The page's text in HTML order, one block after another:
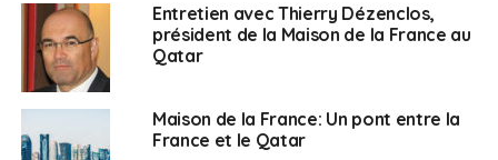
Entretien avec Thierry Dézenclos,
président de la Maison de la France au
Qatar
Maison de la France: Un pont entre la
France et le Qatar